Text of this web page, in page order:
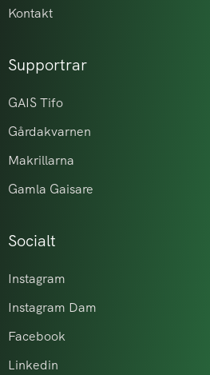
Kontakt
Supportrar
GAIS Tifo
Gårdakvarnen
Makrillarna
Gamla Gaisare
Socialt
Instagram
Instagram Dam
Facebook
Linkedin